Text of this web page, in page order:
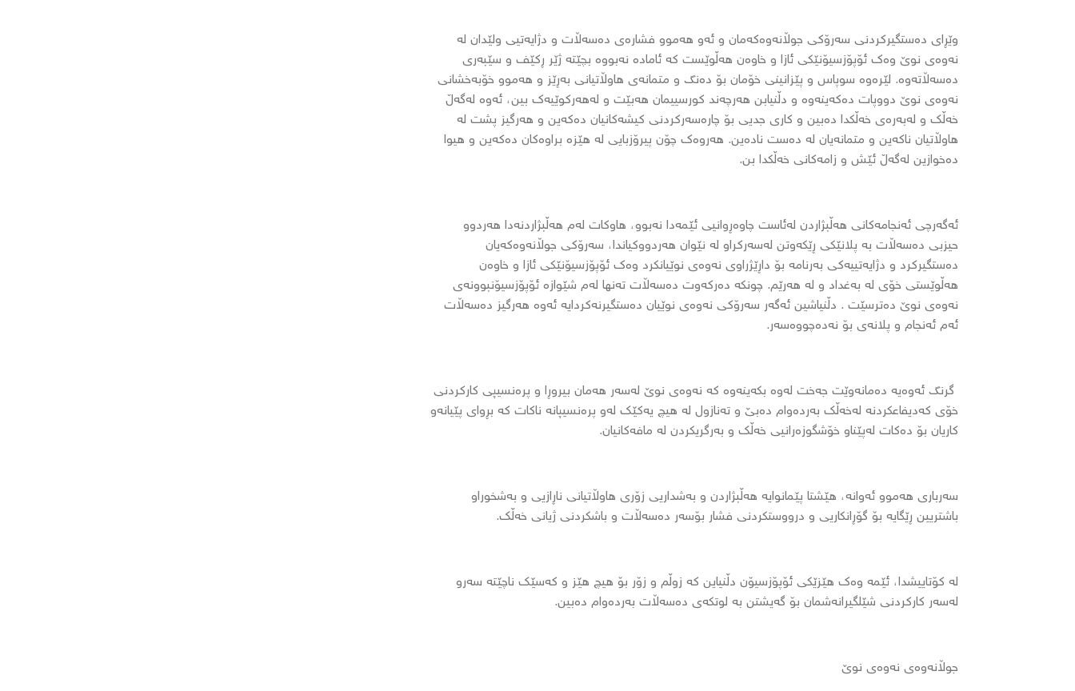
وێڕای دەستگیرکردنی سەرۆکی جوڵانەوەکەمان و ئەو هەموو فشارەی دەسەڵات و دژایەتیی ولێدان لە
نەوەی نوێ وەک ئۆپۆزسیۆنێکی ئازا و خاوەن هەڵوێست کە ئامادە نەبووە بچێتە ژێر ڕکێف و سێبەری
دەسەڵاتەوە. لێرەوە سوپاس و پێزانینی خۆمان بۆ دەنگ و متمانەی هاوڵاتیانی بەڕێز و هەموو خۆبەخشانی
نەوەی نوێ دووپات دەکەینەوە و دڵنیابن هەرچەند کورسییمان هەبێت و لەهەرکوێیەک بین، ئەوە لەگەڵ
خەڵک و لەبەرەی خەڵکدا دەبین و کاری جدیی بۆ چارەسەرکردنی کيشەکانیان دەکەین و هەرگیز پشت لە
هاوڵاتیان ناکەین و متمانەیان لە دەست نادەین. هەروەک چۆن پیرۆزبایی لە هێزە براوەکان دەکەین و هیوا
دەخوازین لەگەڵ ئێش و زامەکانی خەڵکدا بن.
ئەگەرچی ئەنجامەکانی هەڵبژاردن لەئاست چاوەڕوانیی ئێمەدا نەبوو، هاوکات لەم هەڵبژاردنەدا هەردوو
حیزبی دەسەڵات بە پلانێکی ڕێکەوتن لەسەرکراو لە نێوان هەردووکیاندا، سەرۆکی جوڵانەوەکەیان
دەستگیرکرد و دژایەتییەکی بەرنامە بۆ داڕێژراوی نەوەی نوێیانکرد وەک ئۆپۆزسیۆنێکی ئازا و خاوەن
هەڵوێستی خۆی لە بەغداد و لە هەرێم. چونکە دەرکەوت دەسەڵات تەنها لەم شێوازە ئۆپۆزسیۆنبوونەی
نەوەی نوێ دەترسێت . دڵنیاشین ئەگەر سەرۆکی نەوەی نوێیان دەستگیرنەکردایە ئەوە هەرگیز دەسەڵات
ئەم ئەنجام و پلانەی بۆ نەدەچووەسەر.
گرنگ ئەوەیە دەمانەوێت جەخت لەوە بکەینەوە کە نەوەی نوێ لەسەر هەمان بیروڕا و پرەنسیپی کارکردنی
خۆی کەدیفاعکردنە لەخەڵک بەردەوام دەبێ و تەنازول لە هیچ یەکێک لەو پرەنسیپانە ناکات کە بڕوای پێیانەو
کاریان بۆ دەکات لەپێناو خۆشگوزەرانیی خەڵک و بەرگریکردن لە مافەکانیان.
سەرباری هەموو ئەوانە، هێشتا پێمانوایە هەڵبژاردن و بەشداریی زۆری هاوڵاتیانی ناڕازیی و بەشخوراو
باشتریین ڕێگایە بۆ گۆڕانکاریی و درووستکردنی فشار بۆسەر دەسەڵات و باشکردنی ژیانی خەڵک.
لە کۆتاییشدا، ئێمە وەک هێزێکی ئۆپۆزسیۆن دڵنیاین کە زوڵم و زۆر بۆ هیچ هێز و کەسێک ناچێتە سەرو
لەسەر کارکردنی شێلگیرانەشمان بۆ گەیشتن بە لوتکەی دەسەڵات بەردەوام دەبین.
جوڵانەوەی نەوەی نوێ